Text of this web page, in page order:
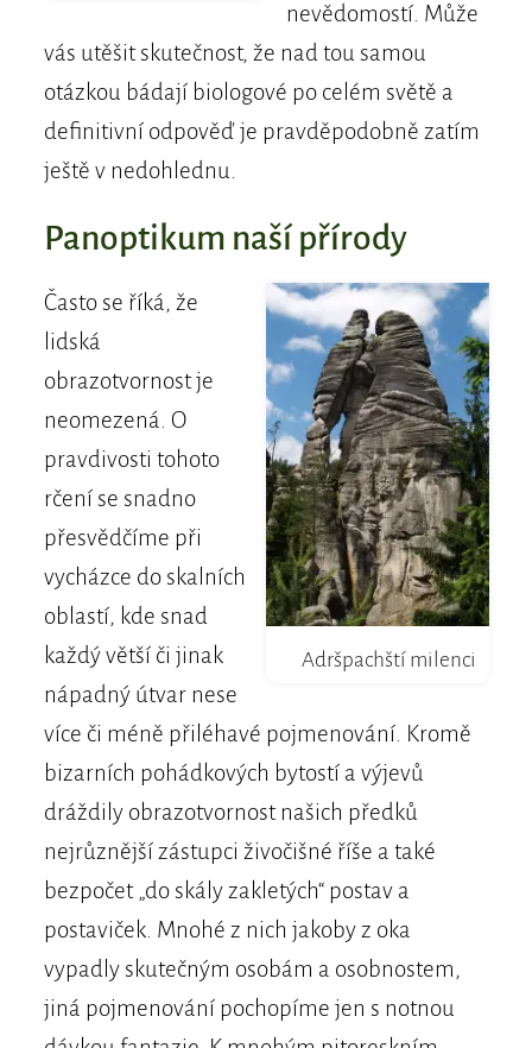
nevědomostí. Může
vás utěšit skutečnost, že nad tou samou
otázkou bádají biologové po celém světě a
definitivní odpověď je pravděpodobně zatím
ještě v nedohlednu.
Panoptikum naší přírody
Adršpachští milenci
Často se říká, že
lidská
obrazotvornost je
neomezená. O
pravdivosti tohoto
rčení se snadno
přesvědčíme při
vycházce do skalních
oblastí, kde snad
každý větší či jinak
nápadný útvar nese
více či méně přiléhavé pojmenování. Kromě
bizarních pohádkových bytostí a výjevů
dráždily obrazotvornost našich předků
nejrůznější zástupci živočišné říše a také
bezpočet „do skály zakletých“ postav a
postaviček. Mnohé z nich jakoby z oka
vypadly skutečným osobám a osobnostem,
jiná pojmenování pochopíme jen s notnou